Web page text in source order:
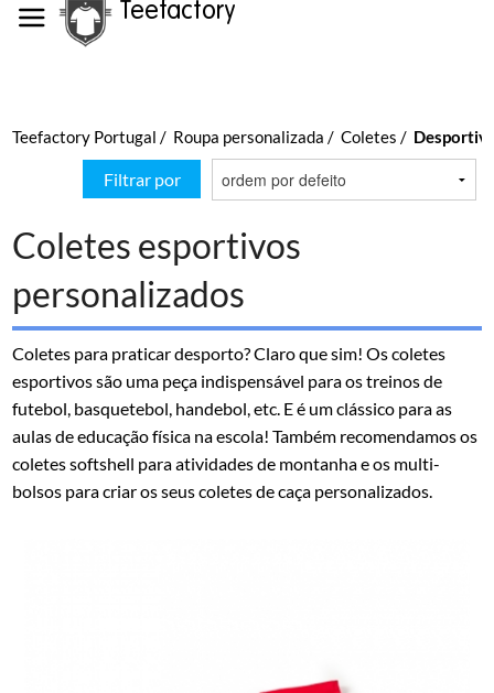
Teefactory
Teefactory Portugal Roupa personalizada Coletes
Filtrar por
Coletes esportivos
personalizados
Coletes para praticar desporto? Claro que sim! Os coletes
esportivos são uma peça indispensável para os treinos de
futebol, basquetebol, handebol, etc. E é um clássico para as
aulas de educação física na escola! Também recomendamos os
coletes softshell para atividades de montanha e os multi-
bolsos para criar os seus coletes de caça personalizados.